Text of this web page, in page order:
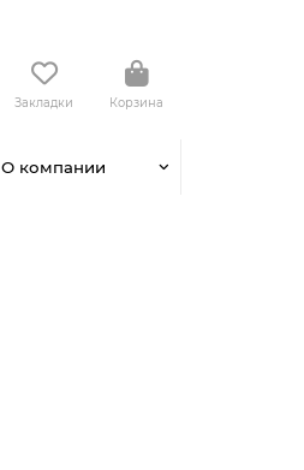
Закладки Корзина
О компании